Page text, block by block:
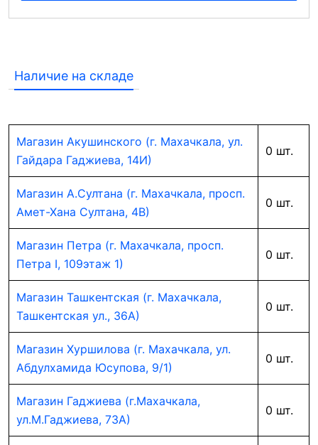
Наличие на складе
Магазин Акушинского (г. Махачкала, ул.
Гайдара Гаджиева, 14И)
0 шт.
Магазин А.Султана (г. Махачкала, просп.
Амет-Хана Султана, 4В)
0 шт.
Магазин Петра (г. Махачкала, просп.
Петра I, 109этаж 1)
0 шт.
Магазин Ташкентская (г. Махачкала,
Ташкентская ул., 36А)
0 шт.
Магазин Хуршилова (г. Махачкала, ул.
Абдулхамида Юсупова, 9/1)
0 шт.
Магазин Гаджиева (г.Махачкала,
ул.М.Гаджиева, 73А)
0 шт.